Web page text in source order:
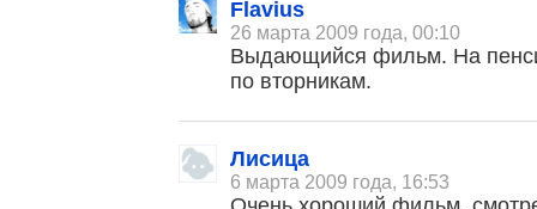
Flavius
26 марта 2009 года, 00:10
Выдающийся фильм. На
по вторникам.
Лисица
6 марта 2009 года, 16:53